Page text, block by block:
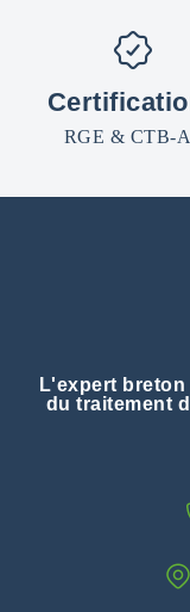
RGE & CTB-
L'expert
du traitement